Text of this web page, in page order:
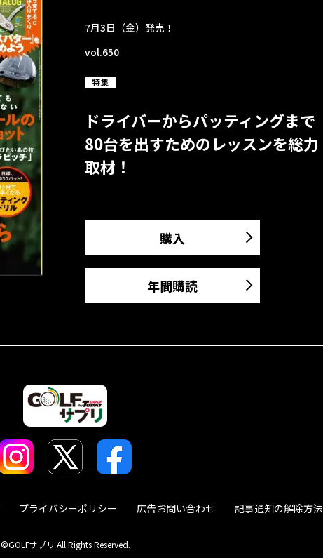
7月3日（金）発売！
vol.650
特集
ドライバーからパッティングまで
80台を出すためのレッスンを総力
取材！
購入
年間購読
プライバシーポリシー 広告お問い合わせ 記事通知の解除方法
©GOLFサプリ All Rights Reserved.